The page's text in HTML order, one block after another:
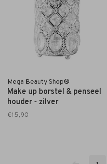
Mega Beauty Shop®
Make up borstel & penseel
houder - zilver
€15,90